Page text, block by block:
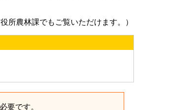
所農林課でもご覧いただけます。）
要です。